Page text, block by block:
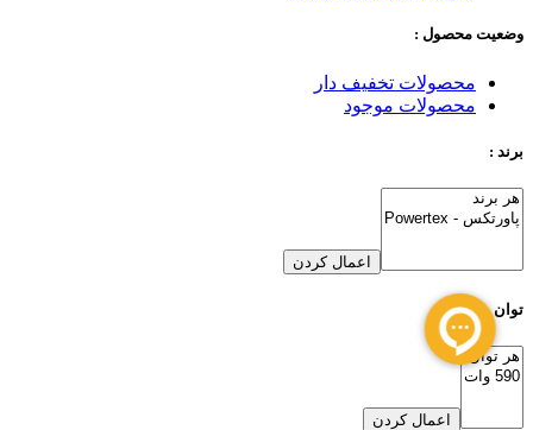
وضعیت محصول :
محصولات تخفیف دار
محصولات موجود
برند :
اعمال کردن
توان
اعمال کردن